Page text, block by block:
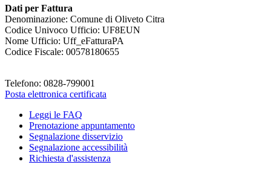
Dati per Fattura
Denominazione: Comune di Oliveto Citra
Codice Univoco Ufficio: UF8EUN
Nome Ufficio: Uff_eFatturaPA
Codice Fiscale: 00578180655
Telefono: 0828-799001
Posta elettronica certificata
Leggi le FAQ
Prenotazione appuntamento
Segnalazione disservizio
Segnalazione accessibilità
Richiesta d'assistenza